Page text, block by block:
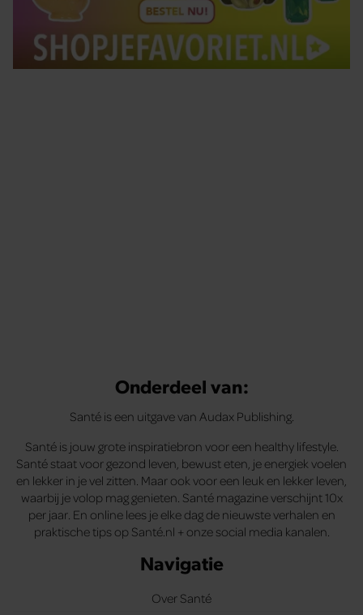
Onderdeel van:
Santé is een uitgave van Audax Publishing.
Santé is jouw grote inspiratiebron voor een healthy lifestyle.
Santé staat voor gezond leven, bewust eten, je energiek voelen
en lekker in je vel zitten. Maar ook voor een leuk en lekker leven,
waarbij je volop mag genieten. Santé magazine verschijnt 10x
per jaar. En online lees je elke dag de nieuwste verhalen en
praktische tips op Santé.nl + onze social media kanalen.
Navigatie
Over Santé